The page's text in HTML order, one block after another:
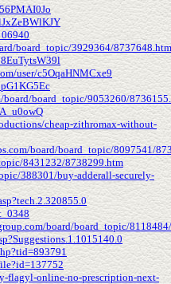
board_topic/3929364/8737648.htm
user/c5OqaHNMCxe9
board/board_topic/9053260/
cheap-zithromax-without-
board/board_topic/8097541/
8431232/8738299.htm
388301/buy-adderall-securely-
board/board_topic/
flagyl-online-no-prescription-next-